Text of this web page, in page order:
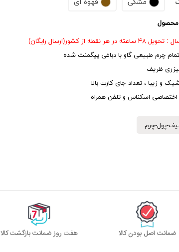
در هر نقطه از کشور(ارسال رایگان)
چرم طبیعی گاو با دباغی پیگمنت شده
ظریف
و زیبا ، تعداد جای کارت بالا
اسکناس و تلفن همراه
پول-چرم
ضمانت اصل بودن کالا هفت روز ضمانت بازگشت کالا